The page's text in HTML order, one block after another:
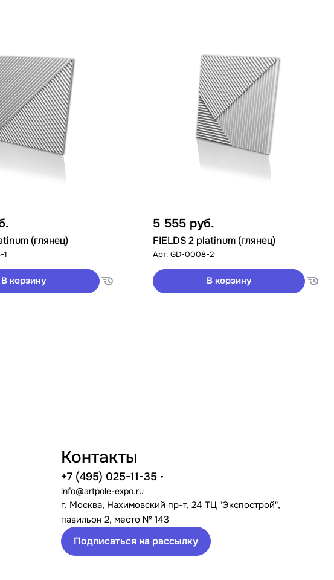
(глянец)
1
В корзину
5 555 руб.
FIELDS 2 platinum (глянец)
Арт. GD-0008-2
В корзину
Контакты
+7 (495) 025-11-35
info@artpole-expo.ru
г. Москва, Нахимовский пр-т, 24 ТЦ "Экспострой",
павильон 2, место № 143
Подписаться на рассылку